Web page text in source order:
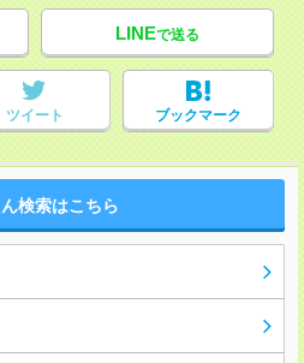
LINEで送る
ツイート ブックマーク
検索はこちら